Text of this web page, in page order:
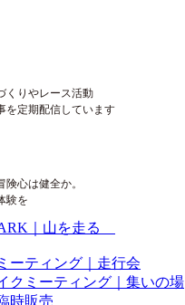
くりやレース活動
を定期配信しています
心は健全か。
験を
｜山を走る
ーティング｜走行会
クミーティング｜集いの場
時販売